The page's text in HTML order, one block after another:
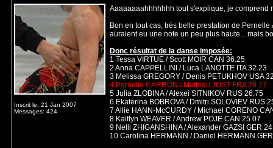
Inscrit le: 21 Jan 2007
Messages: 424
Aaaaaaaahhhhhhh tout s'explique, je comprend
Bon en tout cas, très belle prestation de
auraient eu une note un peu plus haute... mais
Donc résultat de la danse imposée:
1 Tessa VIRTUE / Scott MOIR CAN 36.25
2 Anna CAPPELLINI / Luca LANOTTE ITA 32.23
3 Melissa GREGORY / Denis PETUKHOV USA
4 Pernelle CARRON / Mathieu JOST FRA 28.27
5 Julia ZLOBINA / Alexei SITNIKOV RUS 26.75
6 Ekaterina BOBROVA / Dmitri SOLOVIEV RUS
7 Allie HANN-McCURDY / Michael CORENO
8 Kaitlyn WEAVER / Andrew POJE CAN 25.07
9 Nelli ZHIGANSHINA / Alexander GAZSI GER
10 Carolina HERMANN / Daniel HERMANN